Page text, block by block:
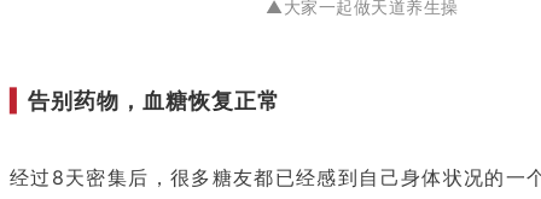
▲大家一起做天道养生操
告别药物，血糖恢复正常
经过8天密集后，很多糖友都已经感到自己身体状况的一